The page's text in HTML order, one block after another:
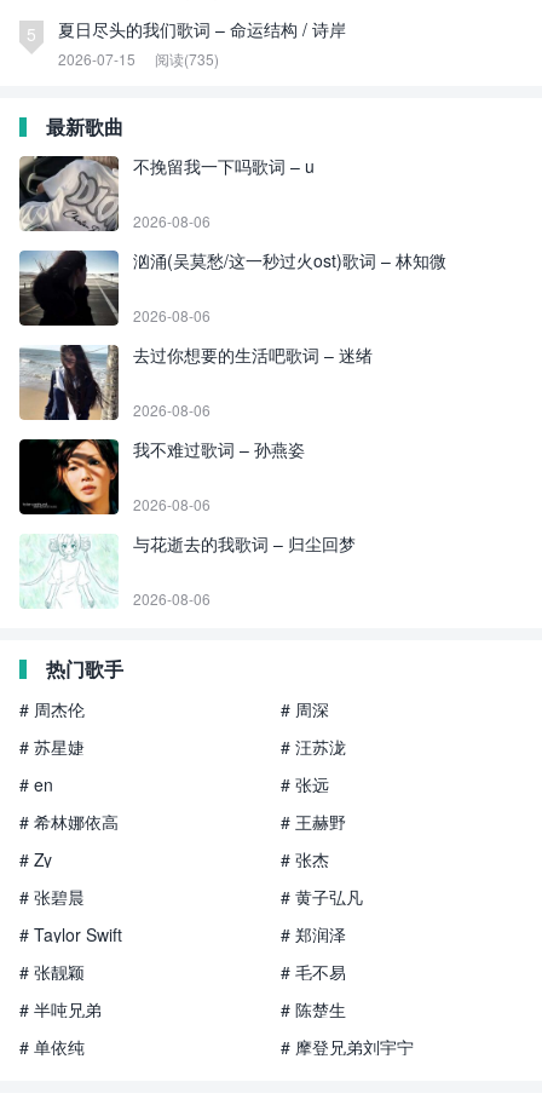
5 夏日尽头的我们歌词 – 命运结构 / 诗岸
2026-07-15 阅读(735)
最新歌曲
不挽留我一下吗歌词 – u
2026-08-06
汹涌(吴莫愁/这一秒过火ost)歌词 – 林知微
2026-08-06
去过你想要的生活吧歌词 – 迷绪
2026-08-06
我不难过歌词 – 孙燕姿
2026-08-06
与花逝去的我歌词 – 归尘回梦
2026-08-06
热门歌手
# 周杰伦
# 周深
# 苏星婕
# 汪苏泷
# en
# 张远
# 希林娜依高
# 王赫野
# Zy
# 张杰
# 张碧晨
# 黄子弘凡
# Taylor Swift
# 郑润泽
# 张靓颖
# 毛不易
# 半吨兄弟
# 陈楚生
# 单依纯
# 摩登兄弟刘宇宁